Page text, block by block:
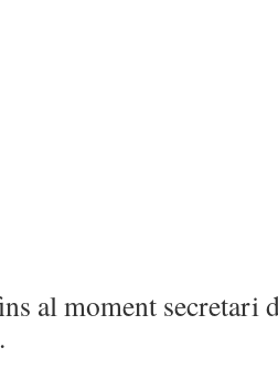
al moment secretari